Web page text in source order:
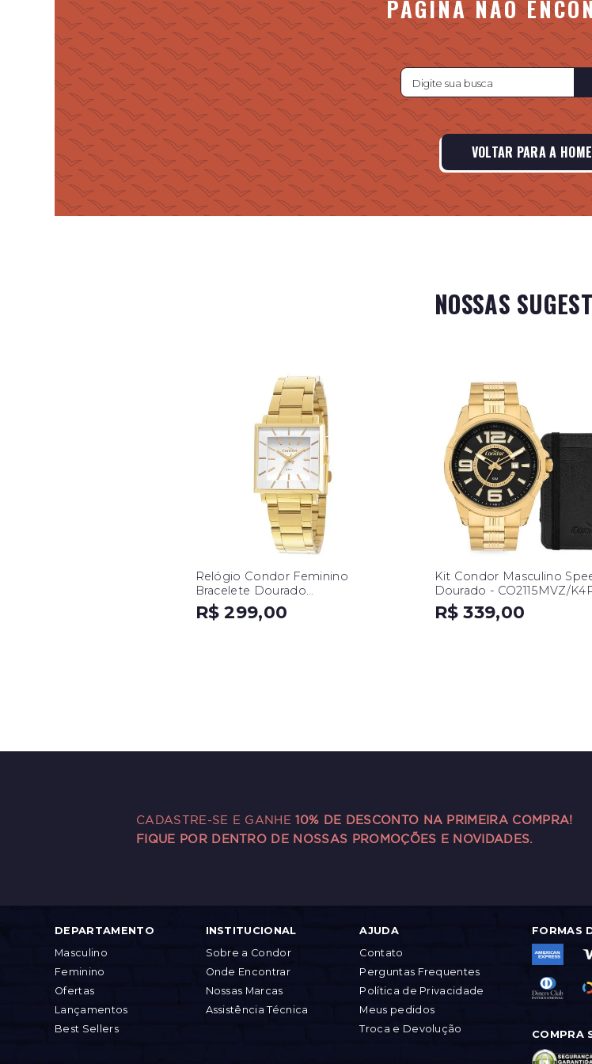
PÁGINA NÃO
VOLTAR PARA A HOME
NOSSAS
Relógio Condor Feminino
Bracelete Dourado
CO2035EXM/K4B
R$ 299,00
Kit Condor Masculino
Dourado - CO2115MVZ/
R$ 339,00
CADASTRE-SE E GANHE10% DE DESCONTO NA PRIMEIRA COMPRA!
FIQUE POR DENTRO DE NOSSAS PROMOÇÕES E NOVIDADES.
DEPARTAMENTO
Masculino
Feminino
Ofertas
Lançamentos
Best Sellers
INSTITUCIONAL
Sobre a Condor
Onde Encontrar
Nossas Marcas
Assistência Técnica
AJUDA
Contato
Perguntas Frequentes
Política de Privacidade
Meus pedidos
Troca e Devolução
FORMAS
COMPRA